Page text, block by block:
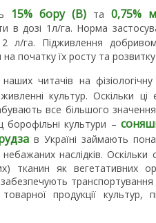
15% бору (В) та 0,75%
в дозі 1л/га. Норма
2 л/га. Підживлення
початку їх росту та розвитку
читачів на
культур. Оскільки ці
все більшого
борофільні культури –
в Україні займають
наслідків. Оскільки
тканин як вегетативних
продукції культур,